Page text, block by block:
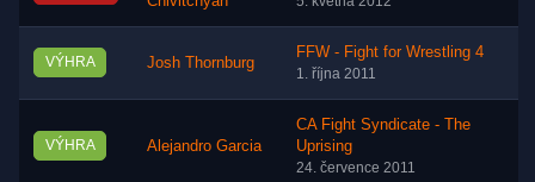
VÝHRA Josh Thornburg
FFW - Fight for Wrestling 4
1. října 2011
VÝHRA Alejandro Garcia
CA Fight Syndicate - The
Uprising
24. července 2011